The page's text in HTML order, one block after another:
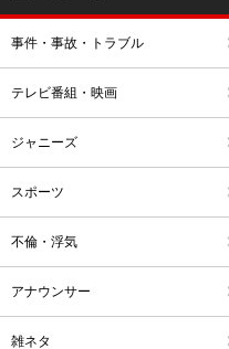
事件・事故・トラブル
テレビ番組・映画
ジャニーズ
スポーツ
不倫・浮気
アナウンサー
雑ネタ